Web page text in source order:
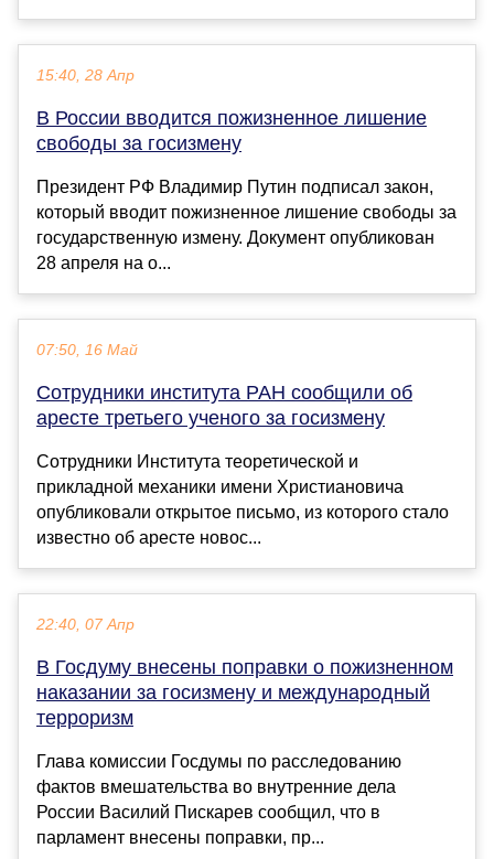
15:40, 28 Апр
В России вводится пожизненное лишение
свободы за госизмену
Президент РФ Владимир Путин подписал закон,
который вводит пожизненное лишение свободы за
государственную измену. Документ опубликован
28 апреля на о...
07:50, 16 Май
Сотрудники института РАН сообщили об
аресте третьего ученого за госизмену
Сотрудники Института теоретической и
прикладной механики имени Христиановича
опубликовали открытое письмо, из которого стало
известно об аресте новос...
22:40, 07 Апр
В Госдуму внесены поправки о пожизненном
наказании за госизмену и международный
терроризм
Глава комиссии Госдумы по расследованию
фактов вмешательства во внутренние дела
России Василий Пискарев сообщил, что в
парламент внесены поправки, пр...